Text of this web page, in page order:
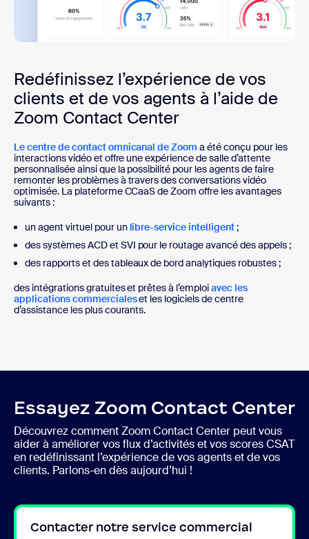
Redéfinissez l’expérience de vos
clients et de vos agents à l’aide de
Zoom Contact Center
Le centre de contact omnicanal de Zoom a été conçu pour les
interactions vidéo et offre une expérience de salle d’attente
personnalisée ainsi que la possibilité pour les agents de faire
remonter les problèmes à travers des conversations vidéo
optimisée. La plateforme CCaaS de Zoom offre les avantages
suivants :
un agent virtuel pour un libre-service intelligent;
des systèmes ACD et SVI pour le routage avancé des appels ;
des rapports et des tableaux de bord analytiques robustes ;
des intégrations gratuites et prêtes à l’emploiavec les
applications commercialeset les logiciels de centre
d’assistance les plus courants.
Essayez Zoom Contact Center
Découvrez comment Zoom Contact Center peut vous
aider à améliorer vos flux d’activités et vos scores CSAT
en redéfinissant l’expérience de vos agents et de vos
clients. Parlons-en dès aujourd’hui !
Contacter notre service commercial